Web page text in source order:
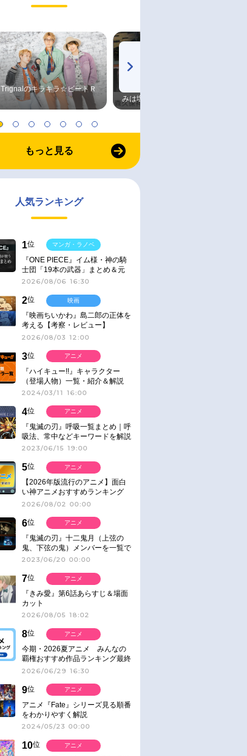
Trignalのキラキラ☆ビートＲ
みは塩だけ
もっと見る
人気ランキング
1位
『ONE PIECE』イム様・神の騎
士団「19本の武器」まとめ＆元
ネタ
2026/08/06 16:30
マンガ・ラノベ
2位
『映画ちいかわ』島二郎の正体を
考える【考察・レビュー】
2026/08/03 12:00
映画
3位
『ハイキュー!!』キャラクター
（登場人物）一覧・紹介＆解説
2024/03/11 16:00
アニメ
4位
『鬼滅の刃』呼吸一覧まとめ｜呼
吸法、常中などキーワードを解説
2023/06/15 19:00
アニメ
5位
【2026年版流行のアニメ】面白
い神アニメおすすめランキング
【名作・話題作】｜ジャンル別人
2026/08/02 00:00
アニメ
6位
『鬼滅の刃』十二鬼月（上弦の
鬼、下弦の鬼）メンバーを一覧で
紹介＆解説（登場鬼の情報まと
2023/06/20 00:00
アニメ
7位
『きみ愛』第6話あらすじ＆場面
カット
2026/08/05 18:02
アニメ
8位
今期・2026夏アニメ みんなの
覇権おすすめ作品ランキング最終
結果発表！
2026/06/29 16:30
アニメ
9位
アニメ『Fate』シリーズ見る順番
をわかりやすく解説
2024/05/23 00:00
アニメ
10位
アニメ